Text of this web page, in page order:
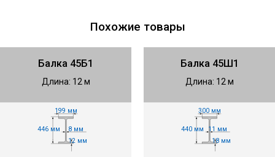
Похожие товары
Балка 45Б1
Длина: 12 м
446 мм
199 мм
8 мм
12 мм
Балка 45Ш1
Длина: 12 м
440 мм
300 мм
11 мм
18 мм